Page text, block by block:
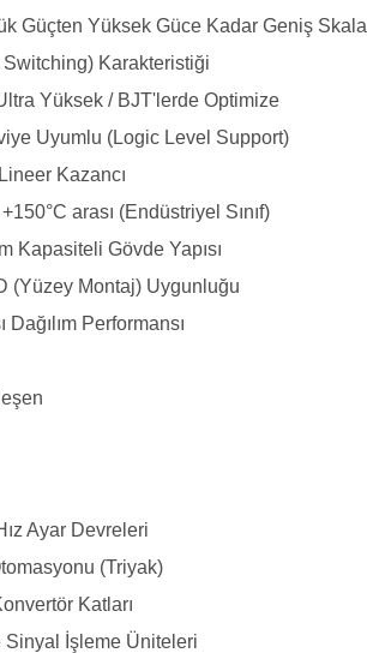
Güçten Yüksek Güce Kadar Geniş Skala
Switching) Karakteristiği
Yüksek / BJT'lerde Optimize
Uyumlu (Logic Level Support)
Kazancı
arası (Endüstriyel Sınıf)
Kapasiteli Gövde Yapısı
(Yüzey Montaj) Uygunluğu
Performansı
Ayar Devreleri
(Triyak)
Katları
İşleme Üniteleri